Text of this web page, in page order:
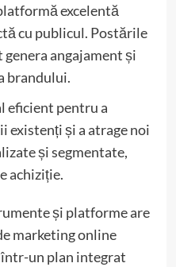
excelentă
cu publicul. Postările
angajament și
brandului.
eficient pentru a
existenți și a atrage noi
și segmentate,
achiziție.
și platforme are
marketing online
un plan integrat